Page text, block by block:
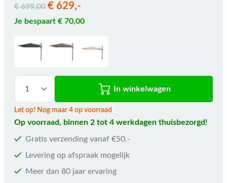
€ 699,00 € 629,-
Je bespaart € 70,00
In winkelwagen
Let op! Nog maar 4 op voorraad
Op voorraad, binnen 2 tot 4 werkdagen thuisbezorgd!
Gratis verzending vanaf €50,-
Levering op afspraak mogelijk
Meer dan 80 jaar ervaring